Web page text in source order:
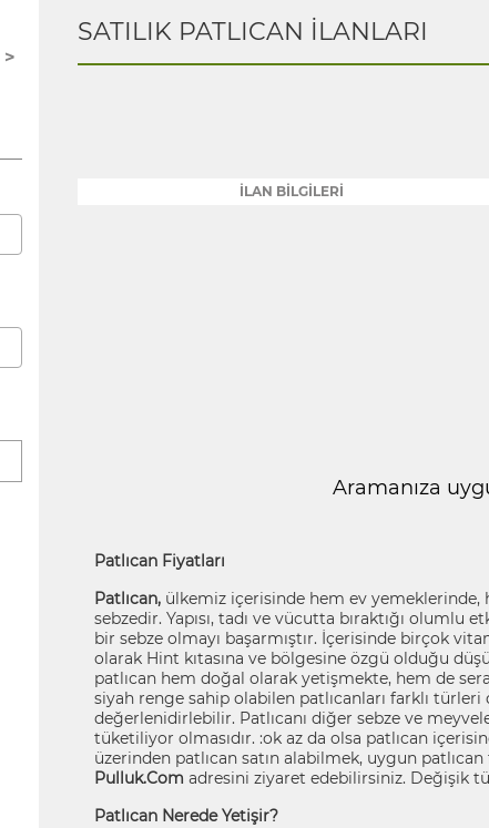
SATILIK PATLICAN İLANLARI
İLAN BİLGİLERİ
Aramanıza
Patlıcan Fiyatları
Patlıcan,ülkemiz içerisinde hem ev yemeklerinde,
sebzedir. Yapısı, tadı ve vücutta bıraktığı olumlu
bir sebze olmayı başarmıştır. İçerisinde birçok
olarak Hint kıtasına ve bölgesine özgü olduğu
patlıcan hem doğal olarak yetişmekte, hem de
siyah renge sahip olabilen patlıcanları farklı
değerlenidirlebilir. Patlıcanı diğer sebze ve
tüketiliyor olmasıdır. :ok az da olsa patlıcan
üzerinden patlıcan satın alabilmek, uygun
Pulluk.Com adresini ziyaret edebilirsiniz. Değişik
Patlıcan Nerede Yetişir?